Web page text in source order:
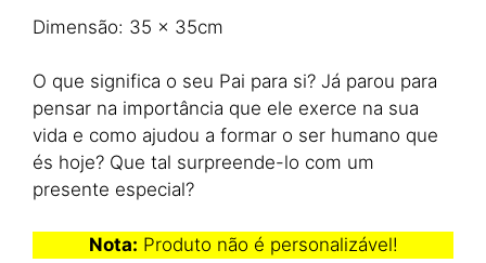
Dimensão: 35 x 35cm
O que significa o seu Pai para si? Já parou para
pensar na importância que ele exerce na sua
vida e como ajudou a formar o ser humano que
és hoje? Que tal surpreende-lo com um
presente especial?
Nota: Produto não é personalizável!